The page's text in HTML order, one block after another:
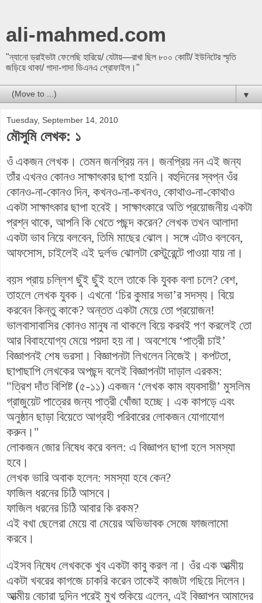
ali-mahmed.com
"ন্যানো ড্রাইভটা ফেলেছি হারিয়ে/ যেটায়—রাখা ছিল ৮০০ কোটি/ ইউনিটের স্মৃতি
জড়িয়ে থাকা/ গাদা-গাদা ডিএনএ প্রোফাইল।"
▼
Tuesday, September 14, 2010
মৌসুমি লেখক: ১
ওঁ একজন লেখক। তেমন জনপ্রিয় নন। জনপ্রিয় নন এই জন্য
তাঁর এখনও কোনও সাক্ষাৎকার ছাপা হয়নি। বহুদিনের স্বপ্ন ওঁর
কোনও-না-কোনও দিন, কখনও-না-কখনও, কোথাও-না-কোথাও
একটা সাক্ষাৎকার ছাপা হবেই। সাক্ষাৎকারে অতি প্রয়োজনীয় একটা
প্রশ্ন থাকে, আপনি কি খেতে পছন্দ করেন? লেখক তখন আলাদা
একটা ভাব নিয়ে বলবেন, তিমি মাছের ঝোল। সঙ্গে এটাও বলবেন,
আফসোস, চাইলেই এই দুর্লভ ঝোলটা রেস্টুরেন্টে পাওয়া যায় না।
বয়স প্রায় চল্লিশ ছুঁই ছুঁই হলে তাকে কি যুবক বলা চলে? বেশ,
তাহলে লেখক যুবক। এখনো ‘চির কুমার সভা’র সদস্য। বিয়ে
করবেন কিন্তু কাকে? অন্তত একটা মেয়ে তো প্রয়োজন!
ভালবাসাবাসির কোনও মানুষ না থাকলে বিয়ে করবই পণ করলেই তো
আর বিবাহযোগ্য মেয়ে পয়দা হয় না। অবশেষে ‘পাত্রী চাই’
বিজ্ঞাপনই শেষ ভরসা। বিজ্ঞাপনটা লিখলেন নিজেই। কপটতা,
ছাপাছাপি লেখকের অপছন্দ বলেই বিজ্ঞাপনটা দাড়াল এরকম:
"ত্রিশ দাঁত বিশিষ্ট (৫-১১) একজন ‘লেখক কাম ব্যবসায়ী’ মুসলিম
গ্রাজুয়েট পাত্রের জন্য পাত্রী খোঁজা হচ্ছে। এক কাপড়ে এবং
অনুষ্ঠান ছাড়া বিয়েতে আগ্রহী পরিবারের লোকজন যোগাযোগ
করুন।"
লোকজন জোর নিষেধ করে বলল: এ বিজ্ঞাপন ছাপা হলে সমস্যা
হবে।
লেখক ভারি অবাক হলেন: সমস্যা হবে কেন?
ফাজিল ধরনের চিঠি আসবে।
ফাজিল ধরনের চিঠি আবার কি রকম?
এই বখা ছেলেরা মেয়ে বা মেয়ের অভিভাবক সেজে ফাজলামো
করবে।
এইসব নিষেধ লেখককে খুব একটা কাবু করল না। ওঁর এক আত্মীয়
একটা খবরের কাগজে চাকরি করেন তাকেই কাজটা গছিয়ে দিলেন।
আত্মীয় বেচারা দুদিন পরেই মুখ শুকিয়ে এলেন, এই বিজ্ঞাপন আমাদের